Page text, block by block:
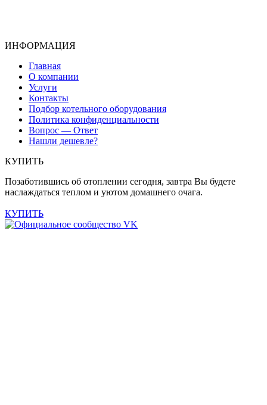
ИНФОРМАЦИЯ
Главная
О компании
Услуги
Контакты
Подбор котельного оборудования
Политика конфиденциальности
Вопрос — Ответ
Нашли дешевле?
КУПИТЬ
Позаботившись об отоплении сегодня, завтра Вы будете
наслаждаться теплом и уютом домашнего очага.
КУПИТЬ